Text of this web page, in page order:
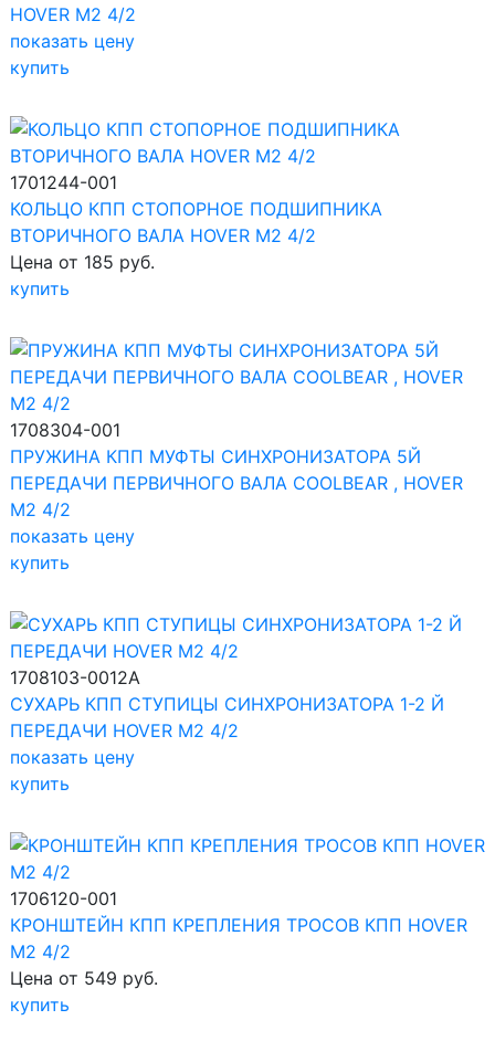
HOVER M2 4/2
показать цену
купить
1701244-001
КОЛЬЦО КПП СТОПОРНОЕ ПОДШИПНИКА
ВТОРИЧНОГО ВАЛА HOVER M2 4/2
Цена от 185 руб.
купить
1708304-001
ПРУЖИНА КПП МУФТЫ СИНХРОНИЗАТОРА 5Й
ПЕРЕДАЧИ ПЕРВИЧНОГО ВАЛА COOLBEAR , HOVER
M2 4/2
показать цену
купить
1708103-0012A
СУХАРЬ КПП СТУПИЦЫ СИНХРОНИЗАТОРА 1-2 Й
ПЕРЕДАЧИ HOVER M2 4/2
показать цену
купить
1706120-001
КРОНШТЕЙН КПП КРЕПЛЕНИЯ ТРОСОВ КПП HOVER
M2 4/2
Цена от 549 руб.
купить